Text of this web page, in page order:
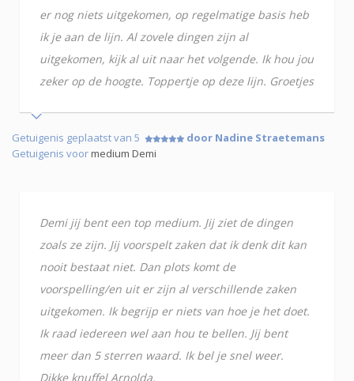
er nog niets uitgekomen, op regelmatige basis heb
ik je aan de lijn. Al zovele dingen zijn al
uitgekomen, kijk al uit naar het volgende. Ik hou jou
zeker op de hoogte. Toppertje op deze lijn. Groetjes
Getuigenis geplaatst van 5
door Nadine Straetemans
Getuigenis voormedium Demi
Demi jij bent een top medium. Jij ziet de dingen
zoals ze zijn. Jij voorspelt zaken dat ik denk dit kan
nooit bestaat niet. Dan plots komt de
voorspelling/en uit er zijn al verschillende zaken
uitgekomen. Ik begrijp er niets van hoe je het doet.
Ik raad iedereen wel aan hou te bellen. Jij bent
meer dan 5 sterren waard. Ik bel je snel weer.
Dikke knuffel Arnolda.